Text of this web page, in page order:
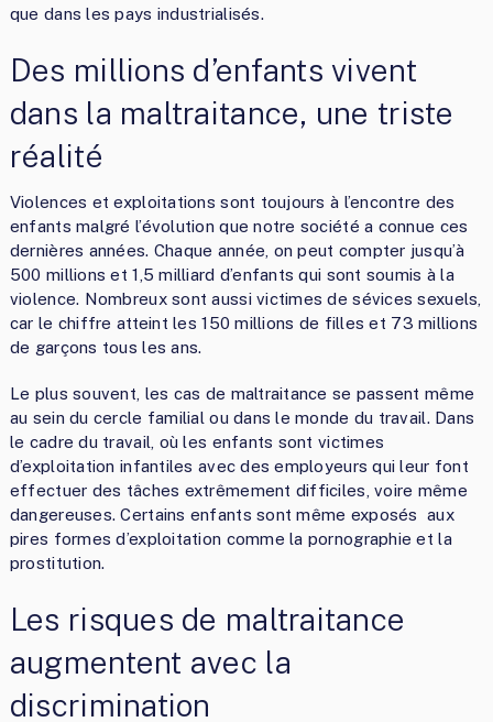
que dans les pays industrialisés.
Des millions d’enfants vivent
dans la maltraitance, une triste
réalité
Violences et exploitations sont toujours à l’encontre des
enfants malgré l’évolution que notre société a connue ces
dernières années. Chaque année, on peut compter jusqu’à
500 millions et 1,5 milliard d’enfants qui sont soumis à la
violence. Nombreux sont aussi victimes de sévices sexuels,
car le chiffre atteint les 150 millions de filles et 73 millions
de garçons tous les ans.
Le plus souvent, les cas de maltraitance se passent même
au sein du cercle familial ou dans le monde du travail. Dans
le cadre du travail, où les enfants sont victimes
d’exploitation infantiles avec des employeurs qui leur font
effectuer des tâches extrêmement difficiles, voire même
dangereuses. Certains enfants sont même exposés aux
pires formes d’exploitation comme la pornographie et la
prostitution.
Les risques de maltraitance
augmentent avec la
discrimination